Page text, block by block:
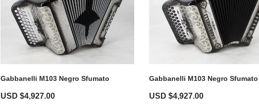
Gabbanelli M103 Negro Sfumato
USD $4,927.00
Gabbanelli M103 Negro Sfumato
USD $4,927.00